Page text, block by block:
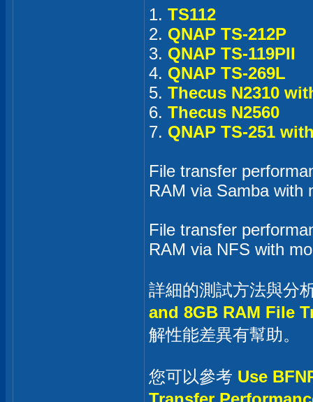
1. TS112
2. QNAP TS-212P
3. QNAP TS-119PII
4. QNAP TS-269L
5. Thecus N2310
6. Thecus N2560
7. QNAP TS-251
File transfer
RAM via Samba with
File transfer
RAM via NFS with
詳細的測試方法與分
and 8GB RAM File
解性能差異有幫助。
您可以參考 Use